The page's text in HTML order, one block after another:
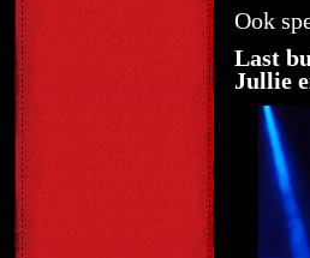
Ook
Last
Jullie